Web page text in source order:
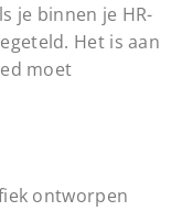
je binnen je HR-
Het is aan
moet
ontworpen